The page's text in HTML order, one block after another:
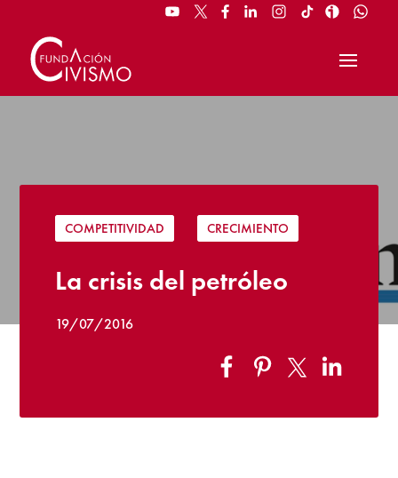
COMPETITIVIDAD CRECIMIENTO
La crisis del petróleo
19/07/2016